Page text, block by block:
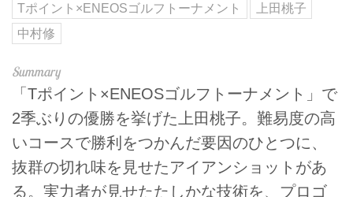
Tポイント×ENEOSゴルフトーナメント
上田桃子
中村修
「Tポイント×ENEOSゴルフトーナメント」で
2季ぶりの優勝を挙げた上田桃子。難易度の高
いコースで勝利をつかんだ要因のひとつに、
抜群の切れ味を見せたアイアンショットがあ
る。実力者が見せたたしかな技術を、プロゴ